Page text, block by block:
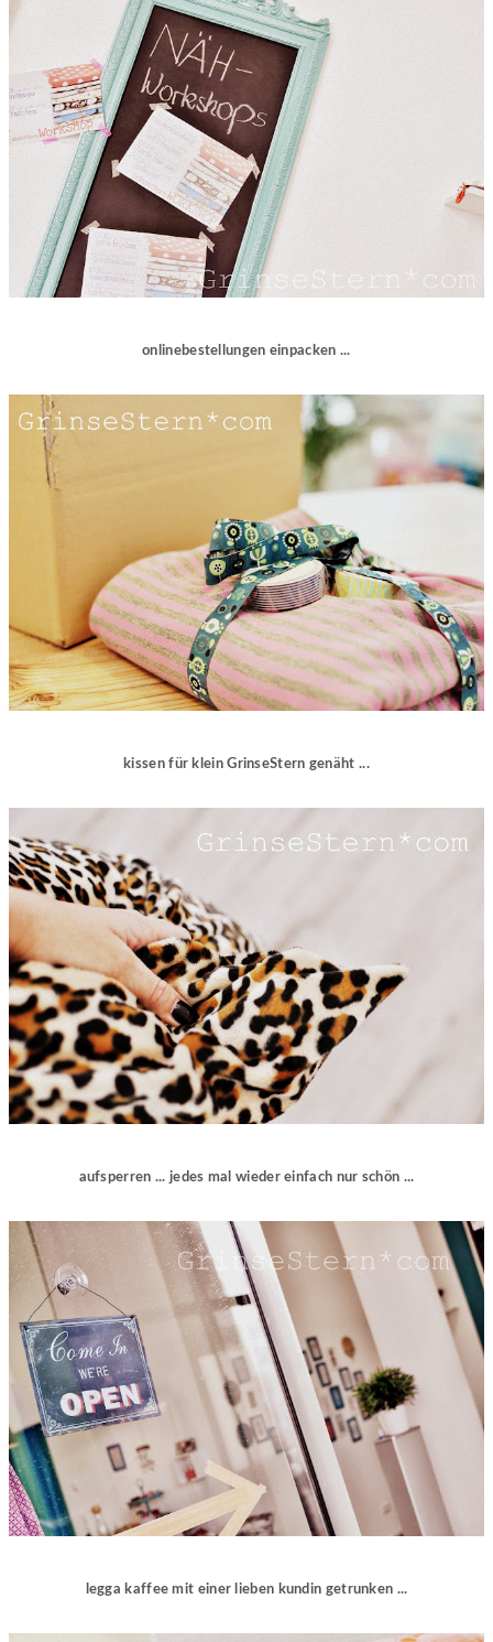
onlinebestellungen einpacken ...
kissen für klein GrinseStern genäht ...
aufsperren ... jedes mal wieder einfach nur schön ...
legga kaffee mit einer lieben kundin getrunken ...